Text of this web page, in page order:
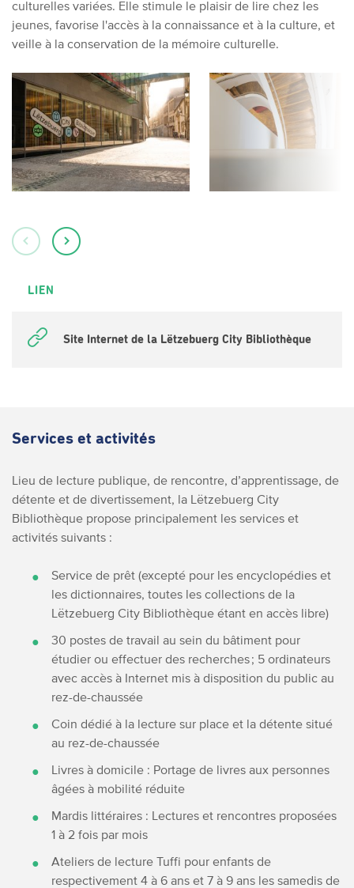
culturelles variées. Elle stimule le plaisir de lire chez les
jeunes, favorise l'accès à la connaissance et à la culture, et
veille à la conservation de la mémoire culturelle.
LIEN
Site Internet de la Lëtzebuerg City Bibliothèque
Services et activités
Lieu de lecture publique, de rencontre, d’apprentissage, de
détente et de divertissement, la Lëtzebuerg City
Bibliothèque propose principalement les services et
activités suivants :
Service de prêt (excepté pour les encyclopédies et
les dictionnaires, toutes les collections de la
Lëtzebuerg City Bibliothèque étant en accès libre)
30 postes de travail au sein du bâtiment pour
étudier ou effectuer des recherches ; 5 ordinateurs
avec accès à Internet mis à disposition du public au
rez-de-chaussée
Coin dédié à la lecture sur place et la détente situé
au rez-de-chaussée
Livres à domicile : Portage de livres aux personnes
âgées à mobilité réduite
Mardis littéraires : Lectures et rencontres proposées
1 à 2 fois par mois
Ateliers de lecture Tuffi pour enfants de
respectivement 4 à 6 ans et 7 à 9 ans les samedis de